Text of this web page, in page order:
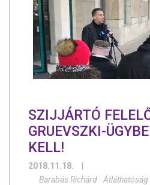
SZIJJÁRTÓ
GRUEVSZKI-
KELL!
2018.11.18.
Barabás Richárd
Átláthatóság